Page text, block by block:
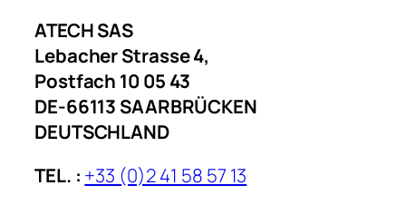
ATECH SAS
Lebacher Strasse 4,
Postfach 10 05 43
DE-66113 SAARBRÜCKEN
DEUTSCHLAND
TEL. : +33 (0)2 41 58 57 13